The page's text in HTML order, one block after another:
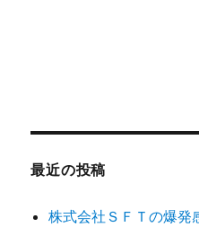
最近の投稿
株式会社ＳＦＴの爆発